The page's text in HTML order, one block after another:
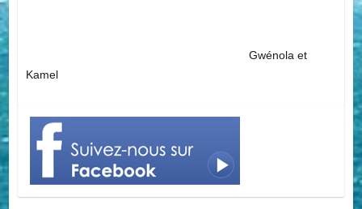
Gwénola et
Kamel